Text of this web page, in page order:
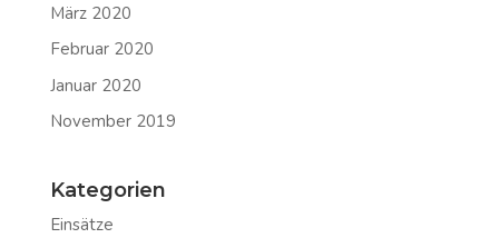
März 2020
Februar 2020
Januar 2020
November 2019
Kategorien
Einsätze